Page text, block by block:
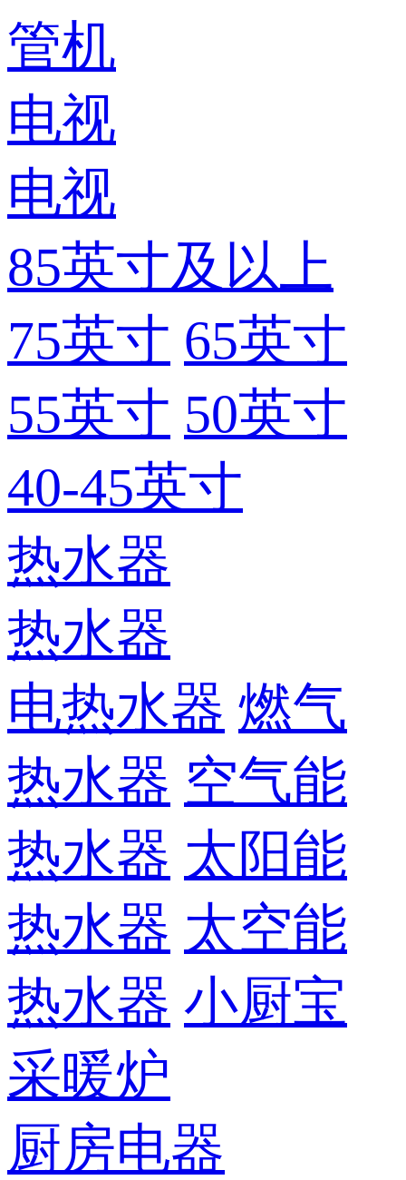
管机
电视
电视
85英寸及以上
75英寸 65英寸
55英寸 50英寸
40-45英寸
热水器
热水器
电热水器 燃气
热水器 空气能
热水器 太阳能
热水器 太空能
热水器 小厨宝
采暖炉
厨房电器